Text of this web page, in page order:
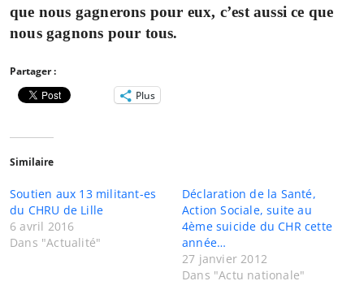
que nous gagnerons pour eux, c’est aussi ce que
nous gagnons pour tous.
Partager :
Plus
Similaire
Soutien aux 13 militant-es
du CHRU de Lille
6 avril 2016
Dans "Actualité"
Déclaration de la Santé,
Action Sociale, suite au
4ème suicide du CHR cette
année…
27 janvier 2012
Dans "Actu nationale"